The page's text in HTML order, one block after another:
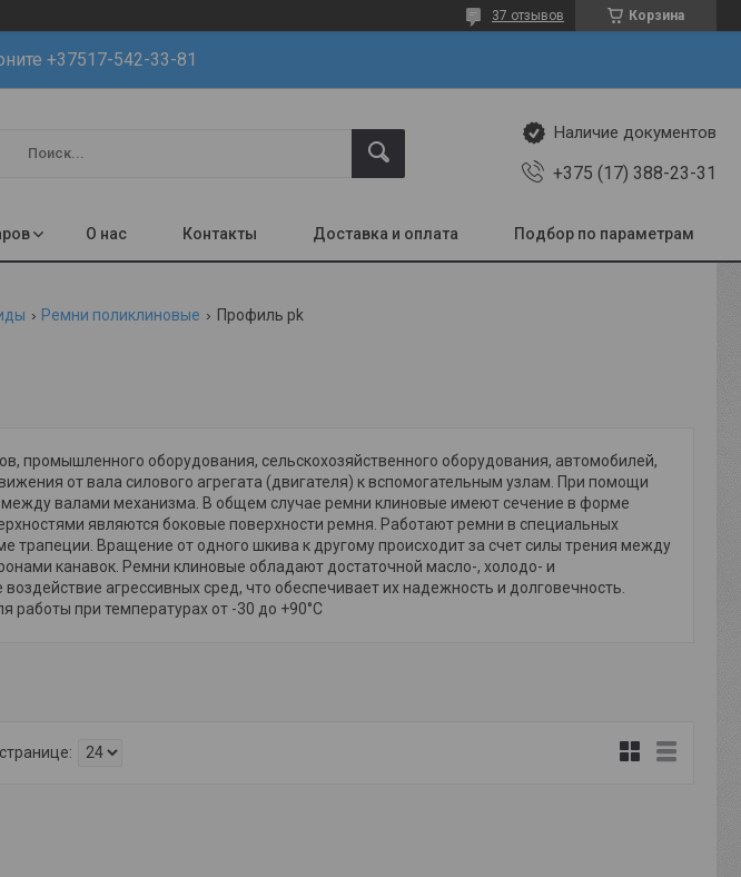
Корзина
37 отзывов
+37517-542-33-81
Наличие документов
+375 (17) 388-23-31
О нас Контакты Доставка и оплата Подбор по параметрам
Ремни поликлиновые Профиль pk
промышленного оборудования, сельскохозяйственного оборудования, автомобилей,
от вала силового агрегата (двигателя) к вспомогательным узлам. При помощи
валами механизма. В общем случае ремни клиновые имеют сечение в форме
являются боковые поверхности ремня. Работают ремни в специальных
Вращение от одного шкива к другому происходит за счет силы трения между
канавок. Ремни клиновые обладают достаточной масло-, холодо- и
агрессивных сред, что обеспечивает их надежность и долговечность.
при температурах от -30 до +90°С